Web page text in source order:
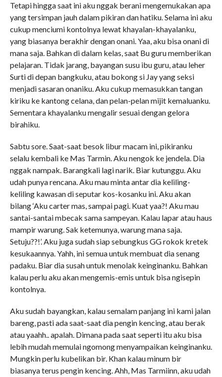
Tetapi hingga saat ini aku nggak berani mengemukakan apa
yang tersimpan jauh dalam pikiran dan hatiku. Selama ini aku
cukup menciumi kontolnya lewat khayalan-khayalanku,
yang biasanya berakhir dengan onani. Yaa, aku bisa onani di
mana saja. Bahkan di dalam kelas, saat Bu guru memberikan
pelajaran. Tidak jarang, bayangan susu ibu guru, atau leher
Surti di depan bangkuku, atau bokong si Jay yang seksi
menjadi sasaran onaniku. Aku cukup memasukkan tangan
kiriku ke kantong celana, dan pelan-pelan mijit kemaluanku.
Sementara khayalanku mengalir sesuai dengan gelora
birahiku.
Sabtu sore. Saat-saat besok libur macam ini, pikiranku
selalu kembali ke Mas Tarmin. Aku nengok ke jendela. Dia
nggak nampak. Barangkali lagi narik. Biar kutunggu. Aku
udah punya rencana. Aku mau minta antar dia keliling-
keliling kawasan di seputar kos-kosanku ini. Aku akan
bilang ‘Aku carter mas, sampai pagi. Kuat yaa?! Aku mau
santai-santai mbecak sama sampeyan. Kalau lapar atau haus
mampir warung. Sak ketemunya, warung mana saja.
Setuju??!’. Aku juga sudah siap sebungkus GG rokok kretek
kesukaannya. Yahh, ini semua untuk membuat dia senang
padaku. Biar dia susah untuk menolak keinginanku. Bahkan
kalau perlu aku akan mengemis-emis untuk bisa ngisepin
kontolnya.
Aku sudah bayangkan, kalau semalam panjang ini kami jalan
bareng, pasti ada saat-saat dia pengin kencing, atau berak
atau yaahh.. apalah. Dimana pada saat seperti itu aku bisa
lebih mudah memulai ngomong menyampaikan keinginanku.
Mungkin perlu kubelikan bir. Khan kalau minum bir
biasanya terus pengin kencing. Ahh, Mas Tarmiinn, aku udah